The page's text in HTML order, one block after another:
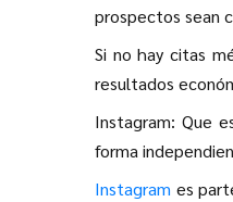
prospectos sean
Si no hay citas
resultados
Instagram: Que
forma
Instagram es